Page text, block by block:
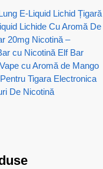
E-Liquid Lichid Țigară
Lichide Cu Aromă De
20mg Nicotină –
cu Nicotină Elf Bar
cu Aromă de Mango
Tigara Electronica
De Nicotină